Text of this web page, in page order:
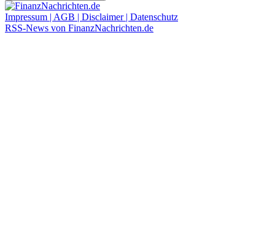
Impressum | AGB | Disclaimer | Datenschutz
RSS-News von FinanzNachrichten.de